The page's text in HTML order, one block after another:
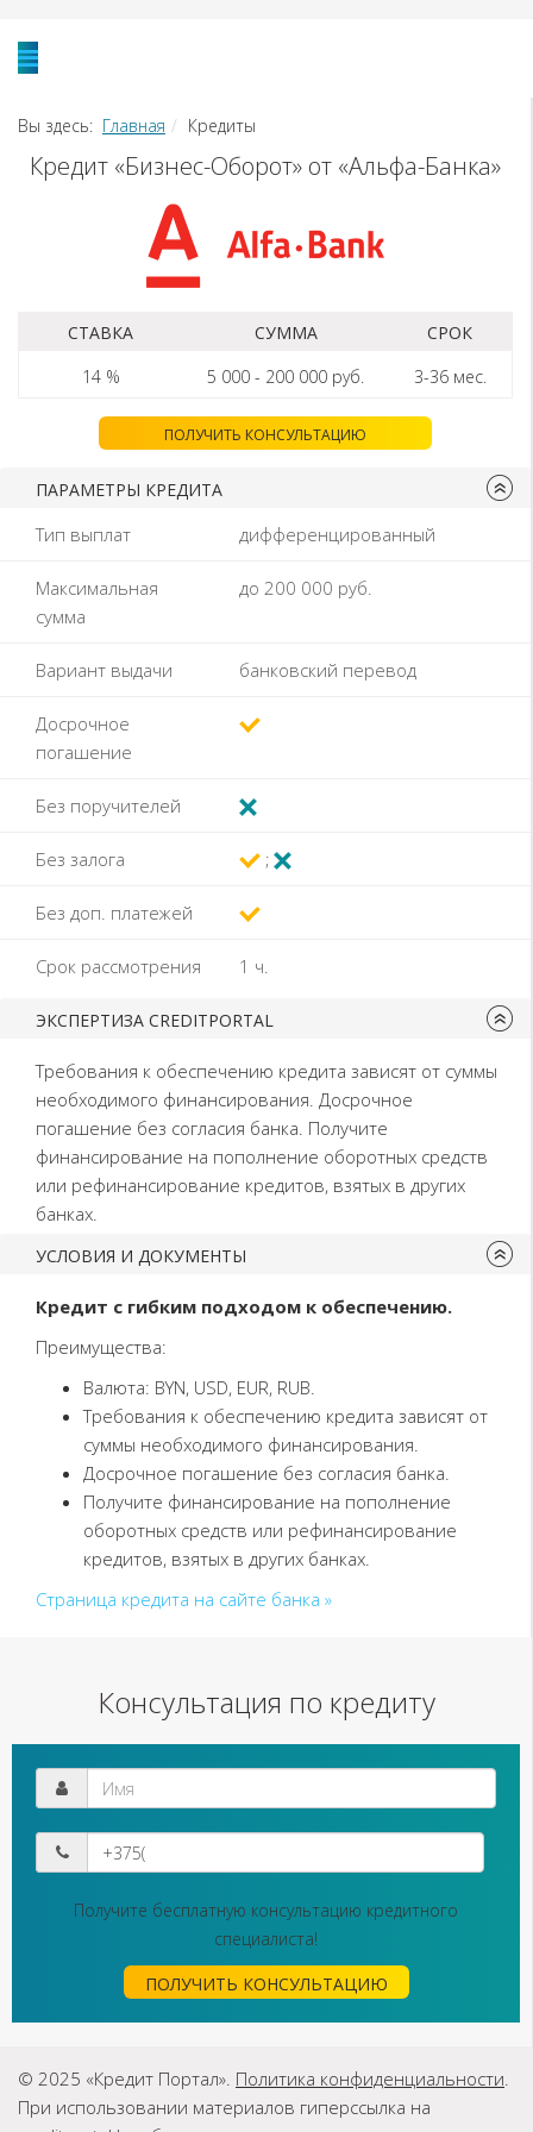
Вы здесь: Главная Кредиты
Кредит «Бизнес-Оборот» от «Альфа-Банка»
СТАВКА
14 %
СУММА
5 000 - 200 000 руб.
СРОК
3-36 мес.
ПОЛУЧИТЬ КОНСУЛЬТАЦИЮ
ПАРАМЕТРЫ КРЕДИТА
Тип выплат дифференцированный
Максимальная
сумма
до 200 000 руб.
Вариант выдачи банковский перевод
Досрочное
погашение
Без поручителей
Без залога
Без доп. платежей
Срок рассмотрения 1 ч.
ЭКСПЕРТИЗА CREDITPORTAL
Требования к обеспечению кредита зависят от суммы
необходимого финансирования. Досрочное
погашение без согласия банка. Получите
финансирование на пополнение оборотных средств
или рефинансирование кредитов, взятых в других
банках.
УСЛОВИЯ И ДОКУМЕНТЫ
Кредит с гибким подходом к обеспечению.
Преимущества:
Валюта: BYN, USD, EUR, RUB.
Требования к обеспечению кредита зависят от
суммы необходимого финансирования.
Досрочное погашение без согласия банка.
Получите финансирование на пополнение
оборотных средств или рефинансирование
кредитов, взятых в других банках.
Страница кредита на сайте банка »
Консультация по кредиту
Получите бесплатную консультацию кредитного
специалиста!
ПОЛУЧИТЬ КОНСУЛЬТАЦИЮ
© 2025 «Кредит Портал». Политика конфиденциальности.
При использовании материалов гиперссылка на